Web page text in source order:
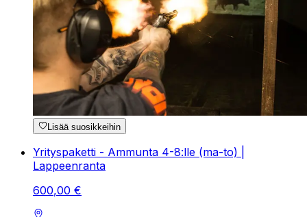
Lisää suosikkeihin
Yrityspaketti - Ammunta 4-8:lle (ma-to) |
Lappeenranta
600,00 €